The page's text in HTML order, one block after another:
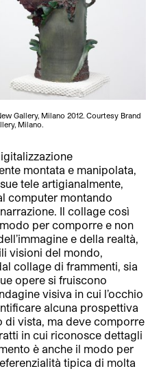
Gallery, Milano 2012. Courtesy Brand
Milano.
montata e manipolata,
tele artigianalmente,
computer montando
Il collage così
per comporre e non
e della realtà,
visioni del mondo,
collage di frammenti, sia
opere si fruiscono
visiva in cui l’occhio
alcuna prospettiva
di vista, ma deve comporre
in cui riconosce dettagli
è anche il modo per
tipica di molta